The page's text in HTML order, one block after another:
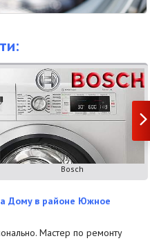
Bosch
Дому в районе Южное
Мастер по ремонту